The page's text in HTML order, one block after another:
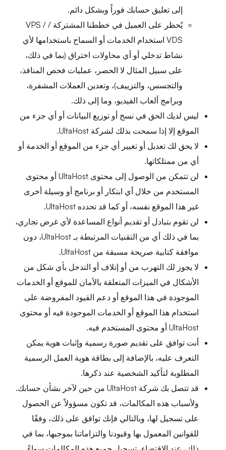
إلى تعليق حسابك فوراً وبشكل دائم.
يُحظر على العميل في خططنا المشتركة / VPS /
VDS استخدام الخدمات أو السماح باستخدامها لأي
نشاط تدخلي أو أي محاولات اختراق (بما في ذلك،
على سبيل المثال لا الحصر، عمليات فحص المنافذ،
والتجسس، والتزييف)، وتعدين العملات المشفرة،
وبرامج ألعاب الفيديو، وما إلى ذلك.
ليس لديك الحق في نسخ أو توزيع البيانات أو أي جزء من
الموقع إلا إذا سمحت بذلك لشركة UltaHost.
لا يحق لك تعديل أو تغيير أي جزء من الموقع أو الخدمة أو
أي من ممتلكاتها.
لن تتمكن من الوصول إلى محتوى UltaHost أو محتوى
المستخدم من خلال أي ابتكار أو برنامج أو وسيلة أخرى
غير هذا الموقع نفسه، أو كما قد تحدده UltaHost.
لن تقوم بتبادل أو تقديم أنواع المساعدة لأي غرض تجاري،
بما في ذلك أي من التقنيات المرتبطة بـ UltaHost، دون
موافقة كتابية صريحة مسبقة من UltaHost.
لا يجوز لك التهرب من أو إتلاف أو التدخل بأي شكل من
الأشكال في الميزات المتعلقة بالأمان للموقع أو الخدمات
الموجودة في هذا الموقع أو دعم القيود المفروضة على
استخدام هذا الموقع أو الخدمات الموجودة فيه أو محتوى
UltaHost أو محتوى المستخدم فيه.
أنت توافق على تقديم صورة رسمية وإثبات هوية يمكن
التعرف عليه، بالإضافة إلى بطاقة هوية العمل الرسمية
المطلوبة لتأكيد الشخصية عند ذكرها.
قد تتصل بك شركة UltaHost من حين لآخر بشأن حسابك.
ولأسباب هذه المكالمات، قد تكون مسؤولاً عن الحصول
على تسجيل لها، وبالتالي فإنك توافق على ذلك، وفقًا
للقوانين المعمول بها وقيودنا والتزاماتنا بموجبها، بما في